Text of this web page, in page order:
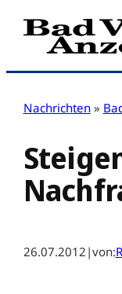
Zum
Inhalt
Nachrichten »
26.07.2012 |von: